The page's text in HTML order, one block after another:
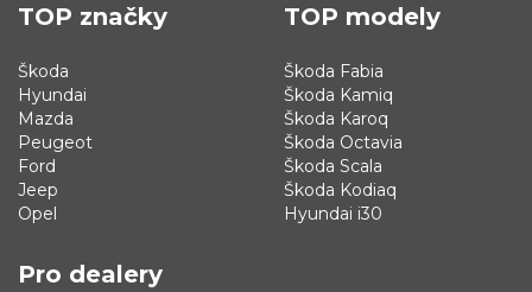
TOP značky
Škoda
Hyundai
Mazda
Peugeot
Ford
Jeep
Opel
TOP modely
Škoda Fabia
Škoda Kamiq
Škoda Karoq
Škoda Octavia
Škoda Scala
Škoda Kodiaq
Hyundai i30
Pro dealery